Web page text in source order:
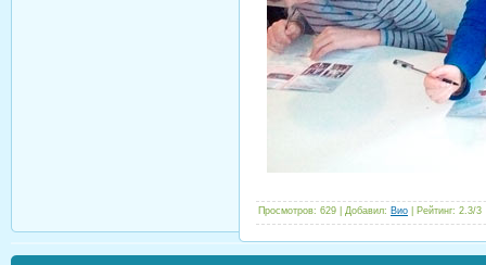
Просмотров: 629 Добавил: Вио Рейтинг: 2.3/3